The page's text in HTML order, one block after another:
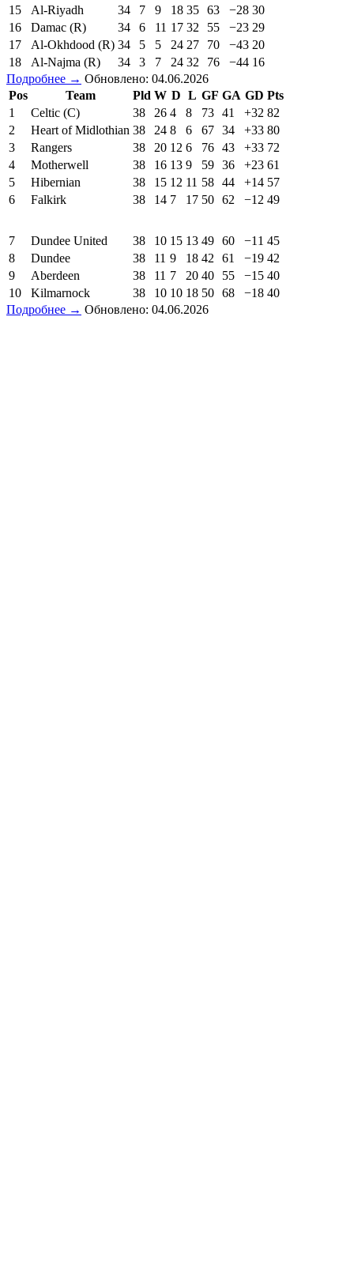
15
Al-Riyadh 34 7 9 18 35 63 −28 30
16
Damac (R) 34 6 11 17 32 55 −23 29
17
Al-Okhdood (R) 34 5 5 24 27 70 −43 20
18
Al-Najma (R) 34 3 7 24 32 76 −44 16
Подробнее → Обновлено: 04.06.2026
Pos
Team Pld W D L GF GA GD Pts
1
Celtic (C) 38 26 4 8 73 41 +32 82
2
Heart of Midlothian 38 24 8 6 67 34 +33 80
3
Rangers 38 20 12 6 76 43 +33 72
4
Motherwell 38 16 13 9 59 36 +23 61
5
Hibernian 38 15 12 11 58 44 +14 57
6
Falkirk 38 14 7 17 50 62 −12 49
7 Dundee United 38 10 15 13 49 60 −11 45
8
Dundee 38 11 9 18 42 61 −19 42
9
Aberdeen 38 11 7 20 40 55 −15 40
10
Kilmarnock 38 10 10 18 50 68 −18 40
Подробнее → Обновлено: 04.06.2026